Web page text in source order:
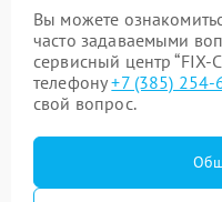
Вы можете
часто задаваемыми
сервисный центр “FIX-
телефону+7 (385)
свой вопрос.